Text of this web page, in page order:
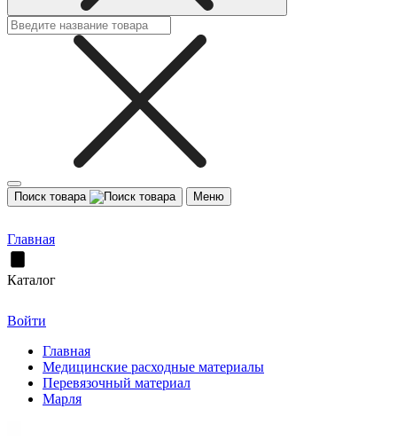
Поиск товара Меню
Главная
Каталог
Войти
Главная
Медицинские расходные материалы
Перевязочный материал
Марля